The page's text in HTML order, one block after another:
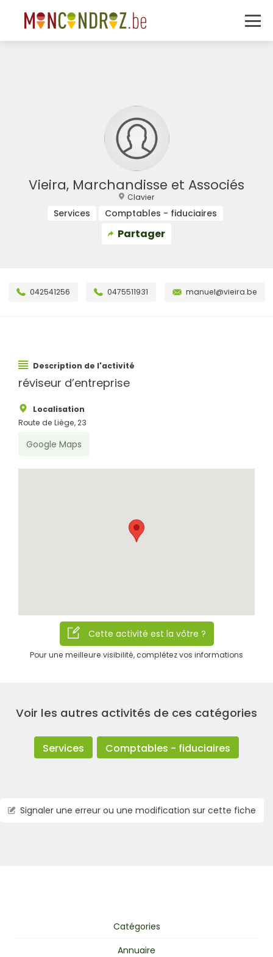
Vieira, Marchandisse et Associés
Clavier
Services Comptables - fiduciaires
Partager
042541256 0475511931 manuel@vieira.be
Description de l'activité
réviseur d’entreprise
Localisation
Route de Liège, 23
Google Maps
Cette activité est la vôtre ?
Pour une meilleure visibilité, complétez vos informations
Voir les autres activités de ces catégories
Services Comptables - fiduciaires
Signaler une erreur ou une modification sur cette fiche
Catégories
Annuaire